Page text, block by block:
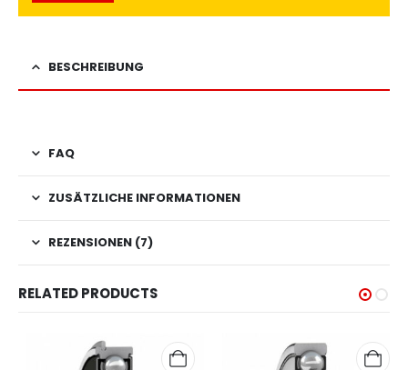
BESCHREIBUNG
FAQ
ZUSÄTZLICHE INFORMATIONEN
REZENSIONEN (7)
RELATED PRODUCTS